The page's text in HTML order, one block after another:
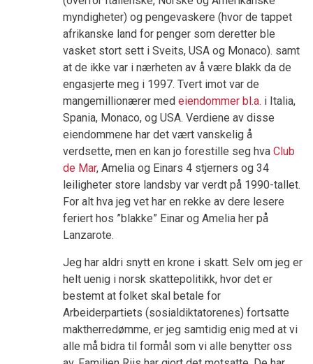
myndigheter) og pengevaskere (hvor de tappet
afrikanske land for penger som deretter ble
vasket stort sett i Sveits, USA og Monaco). samt
at de ikke var i nærheten av å være blakk da de
engasjerte meg i 1997. Tvert imot var de
mangemillionærer med eiendommer bl.a. i Italia,
Spania, Monaco, og USA. Verdiene av disse
eiendommene har det vært vanskelig å
verdsette, men en kan jo forestille seg hva Club
de Mar, Amelia og Einars 4 stjerners og 34
leiligheter store landsby var verdt på 1990-tallet.
For alt hva jeg vet har en rekke av dere lesere
feriert hos ”blakke” Einar og Amelia her på
Lanzarote.
Jeg har aldri snytt en krone i skatt. Selv om jeg er
helt uenig i norsk skattepolitikk, hvor det er
bestemt at folket skal betale for
Arbeiderpartiets (sosialdiktatorenes) fortsatte
maktherredømme, er jeg samtidig enig med at vi
alle må bidra til formål som vi alle benytter oss